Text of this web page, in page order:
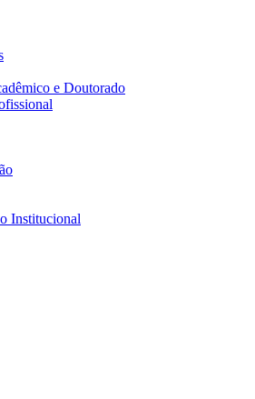
e Doutorado
Institucional